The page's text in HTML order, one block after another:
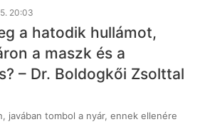
20:03
a hatodik hullámot,
a maszk és a
– Dr. Boldogkői Zsolttal
javában tombol a nyár, ennek ellenére